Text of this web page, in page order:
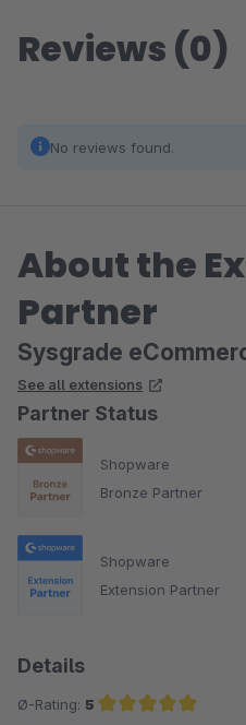
Reviews (0)
No reviews found.
About the
Partner
Sysgrade
See all extensions
Partner Status
Shopware
Bronze Partner
Shopware
Extension Partner
Details
Ø-Rating: 5